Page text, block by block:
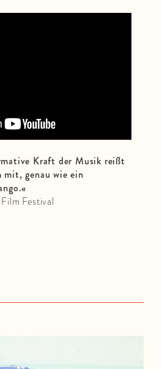
Kraft der Musik reißt
mit, genau wie ein
«
Festival